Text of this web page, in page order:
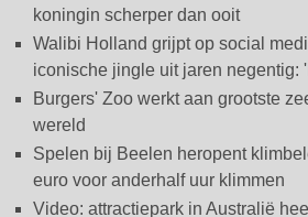
koningin scherper dan ooit
Walibi Holland grijpt op social
iconische jingle uit jaren negentig:
Burgers' Zoo werkt aan grootste
wereld
Spelen bij Beelen heropent
euro voor anderhalf uur klimmen
Video: attractiepark in Australië